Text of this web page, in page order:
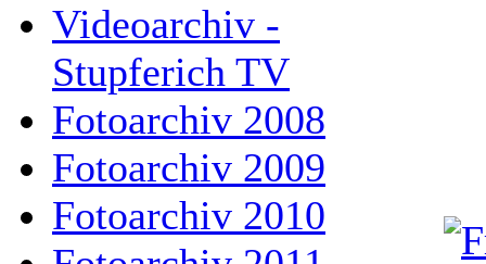
Videoarchiv -
Stupferich TV
Fotoarchiv 2008
Fotoarchiv 2009
Fotoarchiv 2010